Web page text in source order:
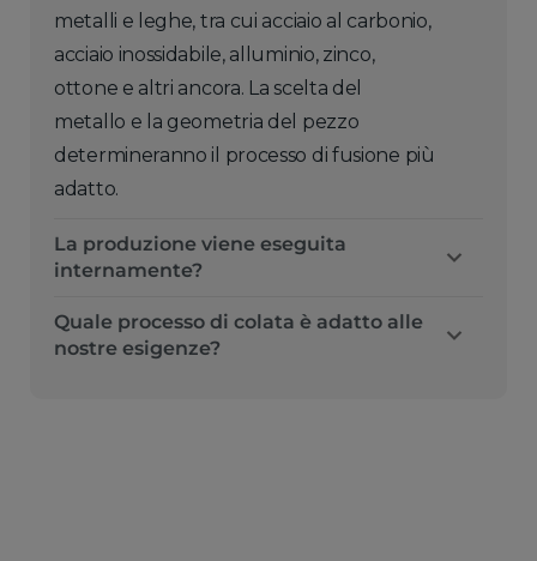
metalli e leghe, tra cui acciaio al carbonio,
acciaio inossidabile, alluminio, zinco,
ottone e altri ancora. La scelta del
metallo e la geometria del pezzo
determineranno il processo di fusione più
adatto.
La produzione viene eseguita
internamente?
Quale processo di colata è adatto alle
nostre esigenze?